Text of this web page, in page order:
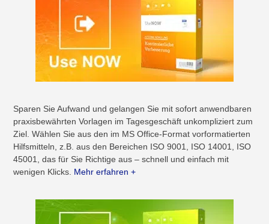
Sparen Sie Aufwand und gelangen Sie mit sofort anwendbaren
praxisbewährten Vorlagen im Tagesgeschäft unkompliziert zum
Ziel. Wählen Sie aus den im MS Office-Format vorformatierten
Hilfsmitteln, z.B. aus den Bereichen ISO 9001, ISO 14001, ISO
45001, das für Sie Richtige aus – schnell und einfach mit
wenigen Klicks. Mehr erfahren +